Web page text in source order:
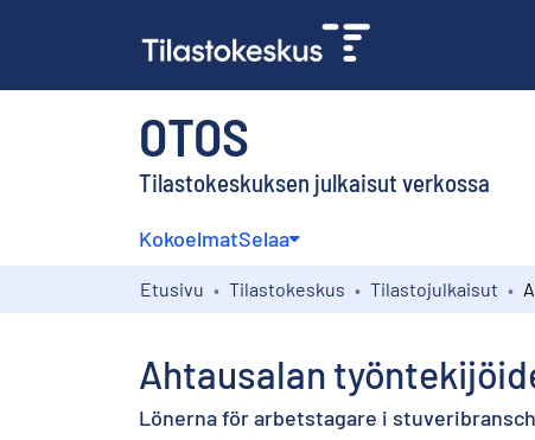
OTOS
Tilastokeskuksen julkaisut verkossa
KokoelmatSelaa
Etusivu Tilastokeskus Tilastojulkaisut
Ahtausalan
Lönerna för arbetstagare i